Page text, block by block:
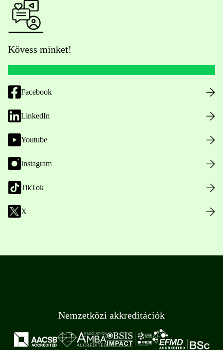
Kövess minket!
Facebook
LinkedIn
Youtube
Instagram
TikTok
X
Nemzetközi akkreditációk